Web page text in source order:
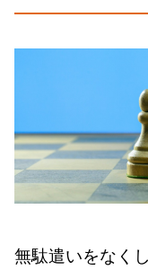
無駄遣いをなく